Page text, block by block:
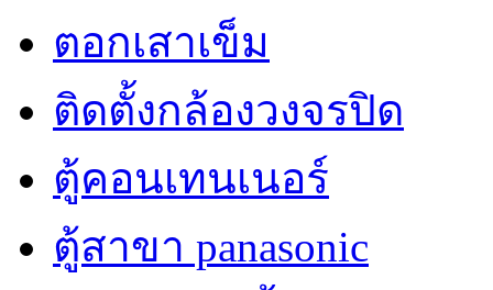
ตอกเสาเข็ม
ติดตั้งกล้องวงจรปิด
ตู้คอนเทนเนอร์
ตู้สาขา panasonic